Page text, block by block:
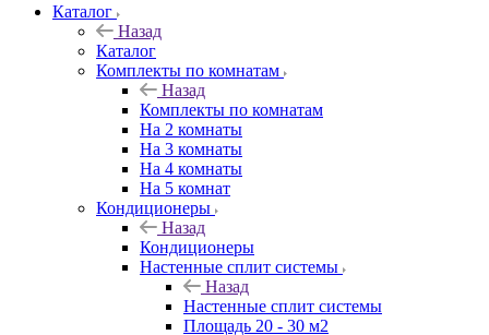
Каталог
Назад
Каталог
Комплекты по комнатам
Назад
Комплекты по комнатам
На 2 комнаты
На 3 комнаты
На 4 комнаты
На 5 комнат
Кондиционеры
Назад
Кондиционеры
Настенные сплит системы
Назад
Настенные сплит системы
Площадь 20 - 30 м2